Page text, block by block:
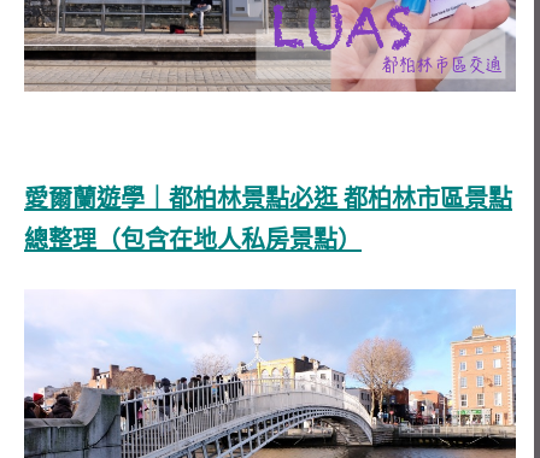
愛爾蘭遊學｜都柏林景點必逛 都柏林市區景點
總整理（包含在地人私房景點）